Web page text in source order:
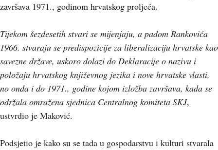
završava 1971., godinom hrvatskog proljeća.
Tijekom šezdesetih stvari se mijenjaju, a padom Rankovića
1966. stvaraju se predispozicije za liberalizaciju hrvatske kao
savezne države, uskoro dolazi do Deklaracije o nazivu i
položaju hrvatskog književnog jezika i nove hrvatske vlasti,
no onda i do 1971., godine kojom izložba završava, kada se
održala omražena sjednica Centralnog komiteta SKJ,
ustvrdio je Maković.
Podsjetio je kako su se tada u gospodarstvu i kulturi stvarala